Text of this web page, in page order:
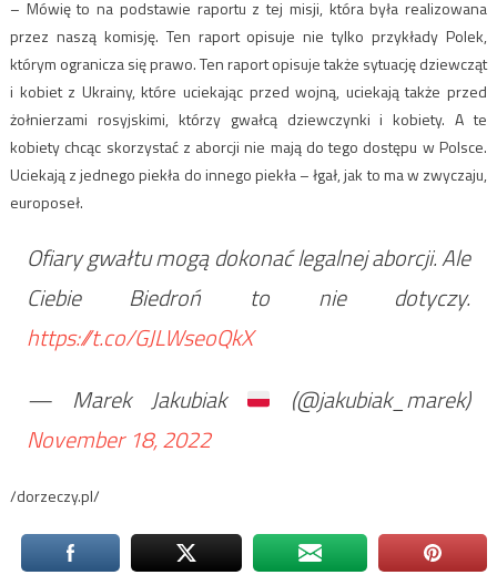
– Mówię to na podstawie raportu z tej misji, która była realizowana
przez naszą komisję. Ten raport opisuje nie tylko przykłady Polek,
którym ogranicza się prawo. Ten raport opisuje także sytuację dziewcząt
i kobiet z Ukrainy, które uciekając przed wojną, uciekają także przed
żołnierzami rosyjskimi, którzy gwałcą dziewczynki i kobiety. A te
kobiety chcąc skorzystać z aborcji nie mają do tego dostępu w Polsce.
Uciekają z jednego piekła do innego piekła – łgał, jak to ma w zwyczaju,
europoseł.
Ofiary gwałtu mogą dokonać legalnej aborcji. Ale
Ciebie Biedroń to nie dotyczy.
https://t.co/GJLWseoQkX
— Marek Jakubiak
(@jakubiak_marek)
November 18, 2022
/dorzeczy.pl/